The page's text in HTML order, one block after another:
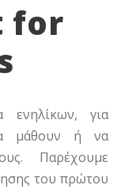
for
ενηλίκων, για
μάθουν ή να
Παρέχουμε
του πρώτου